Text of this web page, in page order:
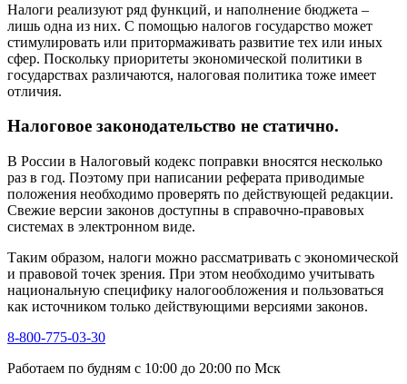
Налоги реализуют ряд функций, и наполнение бюджета –
лишь одна из них. С помощью налогов государство может
стимулировать или притормаживать развитие тех или иных
сфер. Поскольку приоритеты экономической политики в
государствах различаются, налоговая политика тоже имеет
отличия.
Налоговое законодательство не статично.
В России в Налоговый кодекс поправки вносятся несколько
раз в год. Поэтому при написании реферата приводимые
положения необходимо проверять по действующей редакции.
Свежие версии законов доступны в справочно-правовых
системах в электронном виде.
Таким образом, налоги можно рассматривать с экономической
и правовой точек зрения. При этом необходимо учитывать
национальную специфику налогообложения и пользоваться
как источником только действующими версиями законов.
8-800-775-03-30
Работаем по будням с 10:00 до 20:00 по Мск